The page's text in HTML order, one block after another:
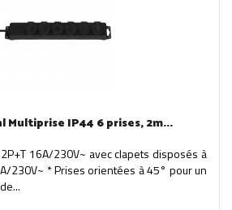
Multiprise IP44 6 prises, 2m...
16A/230V~ avec clapets disposés à
230V~ * Prises orientées à 45° pour un